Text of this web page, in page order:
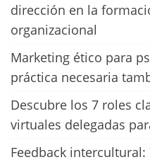
dirección en la
organizacional
Marketing ético para
práctica necesaria
Descubre los 7 roles
virtuales delegadas
Feedback